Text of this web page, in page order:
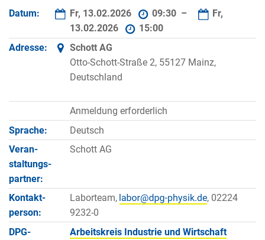
Datum: Fr, 13.02.2026 09:30 –
Fr,
13.02.2026
15:00
Adresse:
Schott AG
Otto-Schott-Straße 2, 55127 Mainz,
Deutschland
Anmeldung erforderlich
Sprache:
Deutsch
Veran­
staltungs­
partner:
Schott AG
Kontakt­
person:
Laborteam,
, 02224
9232-0
DPG-
Arbeitskreis Industrie und Wirtschaft